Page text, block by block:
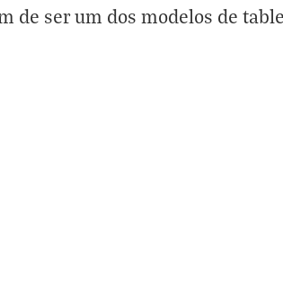
de ser um dos modelos de